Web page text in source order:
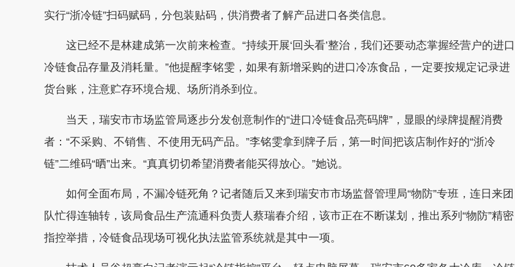
实行“浙冷链”扫码赋码，分包装贴码，供消费者了解产品进口各类信息。
这已经不是林建成第一次前来检查。“持续开展‘回头看’整治，我们还要动态掌握经营户的进口
冷链食品存量及消耗量。”他提醒李铭雯，如果有新增采购的进口冷冻食品，一定要按规定记录进
货台账，注意贮存环境合规、场所消杀到位。
当天，瑞安市市场监管局逐步分发创意制作的“进口冷链食品亮码牌”，显眼的绿牌提醒消费
者：“不采购、不销售、不使用无码产品。”李铭雯拿到牌子后，第一时间把该店制作好的“浙冷
链”二维码“晒”出来。“真真切切希望消费者能买得放心。”她说。
如何全面布局，不漏冷链死角？记者随后又来到瑞安市市场监督管理局“物防”专班，连日来团
队忙得连轴转，该局食品生产流通科负责人蔡瑞春介绍，该市正在不断谋划，推出系列“物防”精密
指控举措，冷链食品现场可视化执法监管系统就是其中一项。